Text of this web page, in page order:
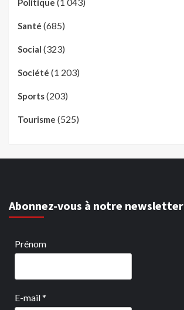
Politique
Santé (685)
Social (323)
Société (1 203)
Sports(203)
Tourisme (525)
Abonnez-vous à notre newsletter
Prénom
E-mail*